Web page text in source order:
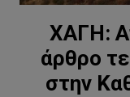
ΧΑΓΗ:
άρθρο
στην